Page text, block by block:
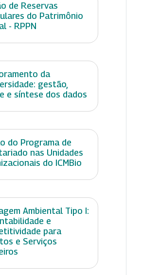
de Reservas
do Patrimônio
- RPPN
da
gestão,
e síntese dos dados
do Programa de
nas Unidades
do ICMBio
Ambiental Tipo I:
e
para
e Serviços